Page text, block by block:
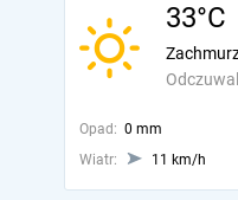
33°C
Opad: 0 mm
Wiatr:
11 km/h